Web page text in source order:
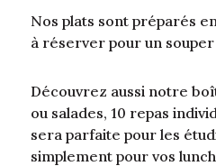
Nos plats sont préparés
à réserver pour un
Découvrez aussi notre
ou salades, 10 repas
sera parfaite pour les
simplement pour vos